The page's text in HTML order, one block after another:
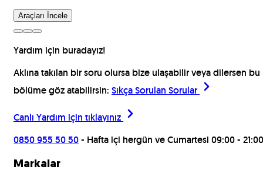
Araçları İncele
Yardım için buradayız!
Aklına takılan bir soru olursa bize ulaşabilir veya dilersen bu
bölüme göz atabilirsin: Sıkça Sorulan Sorular
Canlı Yardım için tıklayınız
0850 955 50 50- Hafta içi hergün ve Cumartesi 09:00 - 21:00
Markalar